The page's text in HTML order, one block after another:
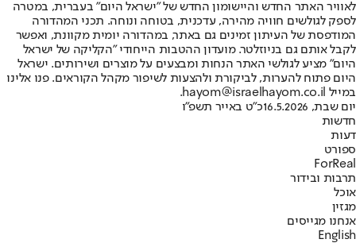
לאוויר האתר החדש והיישומון החדש של "ישראל היום" בעברית, במטרה
לספק לגולשים חוויה מהירה, עדכנית, בטוחה ונוחה. תכני המהדורה
המודפסת של העיתון זמינים גם באתר, במהדורה יומית מקוונת, ואפשר
לקבל אותם גם בניוזלטר. מועדון ההטבות הייחודי "הקליקה של ישראל
היום" מציע לגולשי האתר הנחות ומבצעים על מוצרים ושירותים. ישראל
היום פתוח להערות, לביקורת ולהצעות לשיפור מקהל הקוראים. פנו אלינו
במייל hayom@israelhayom.co.il.
יום שבת, 16.5.2026
כ"ט באייר תשפ"ו
חדשות
דעות
ספורט
ForReal
תרבות ובידור
אוכל
מגזין
אנחנו מגייסים
English